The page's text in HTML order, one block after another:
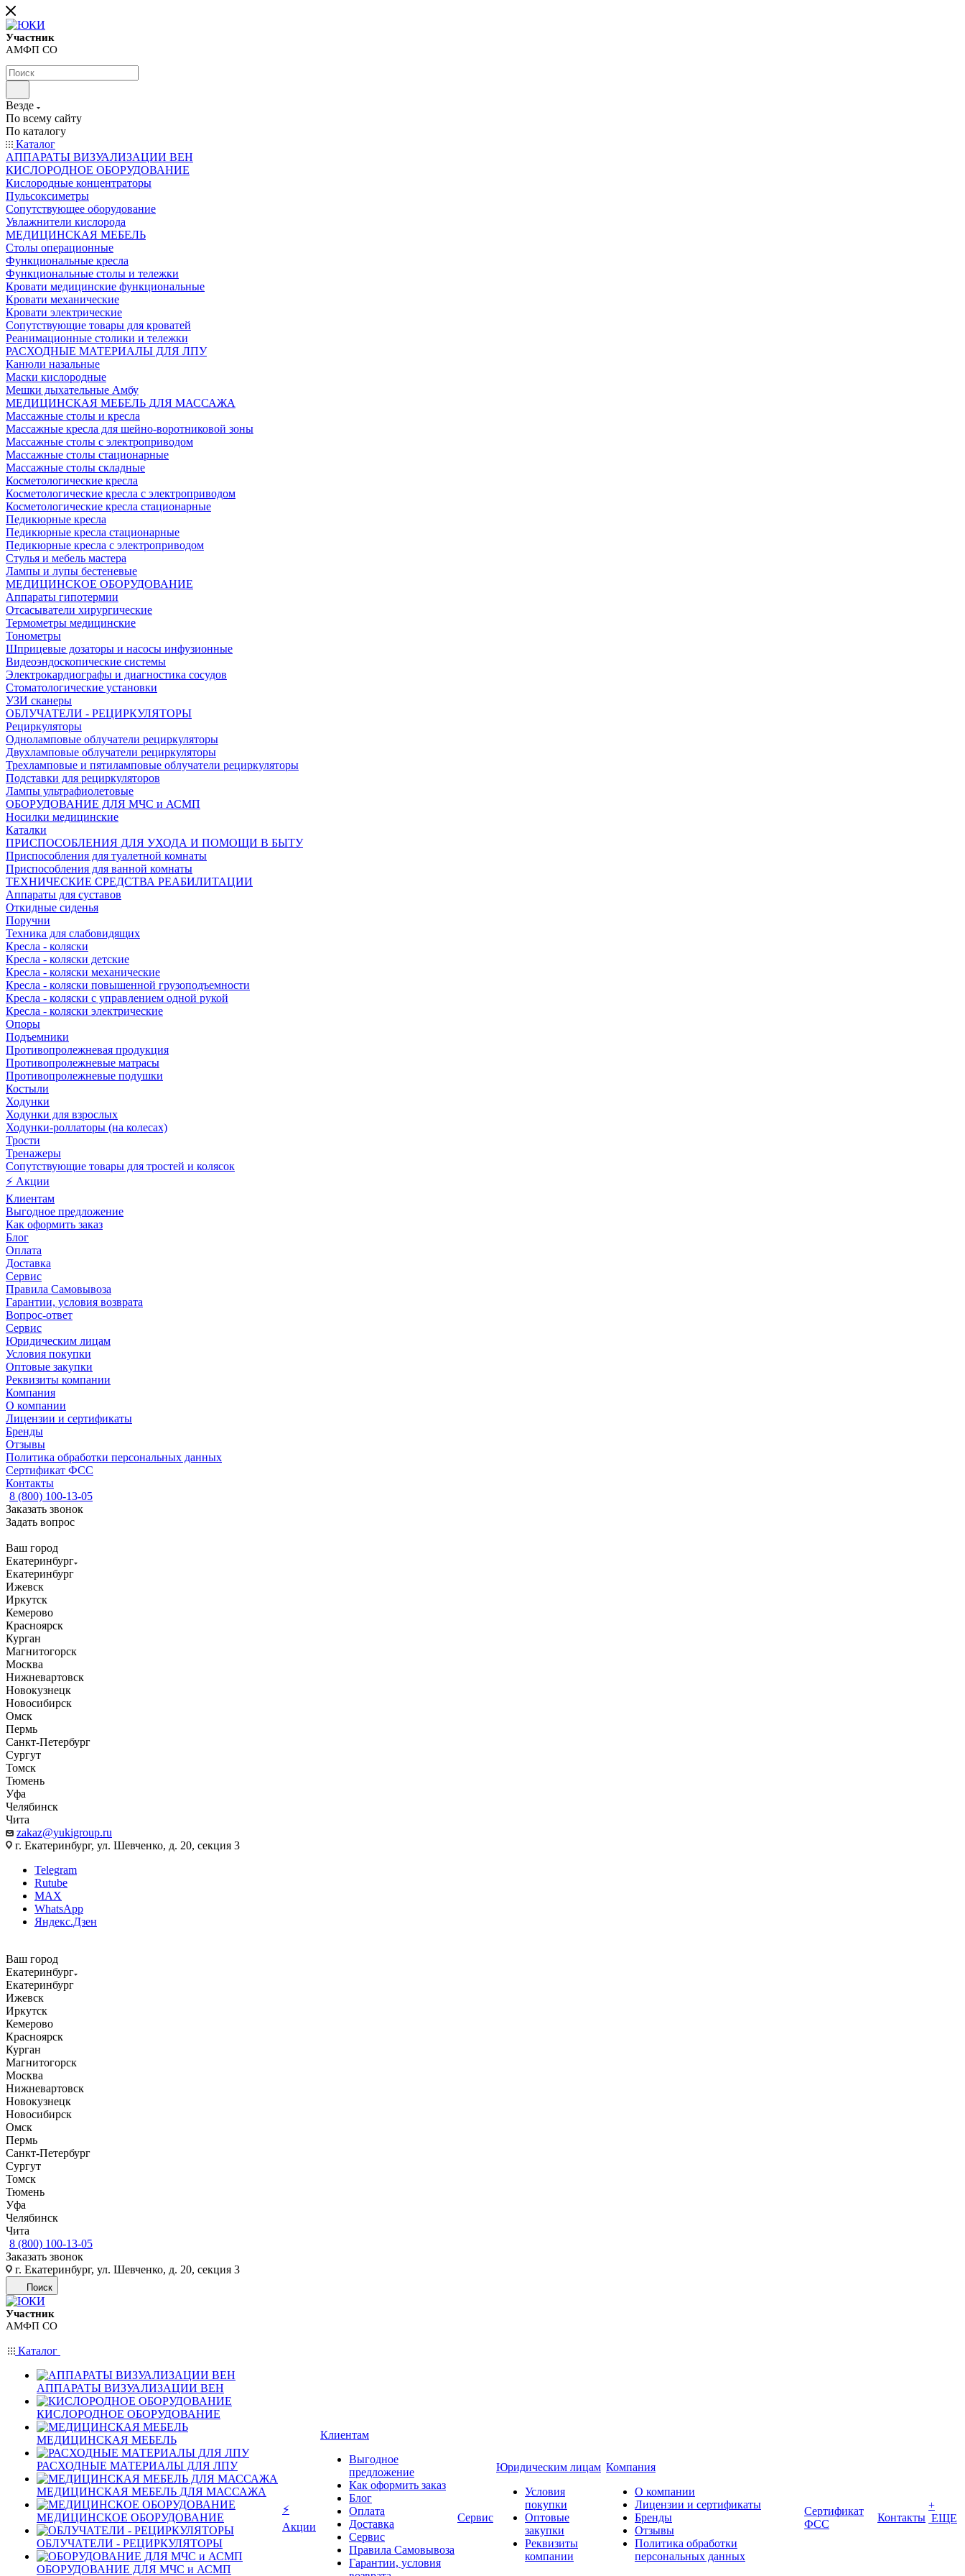
Участник
АМФП СО
Везде
По всему сайту
По каталогу
Каталог
АППАРАТЫ ВИЗУАЛИЗАЦИИ ВЕН
КИСЛОРОДНОЕ ОБОРУДОВАНИЕ
Кислородные концентраторы
Пульсоксиметры
Сопутствующее оборудование
Увлажнители кислорода
МЕДИЦИНСКАЯ МЕБЕЛЬ
Столы операционные
Функциональные кресла
Функциональные столы и тележки
Кровати медицинские функциональные
Кровати механические
Кровати электрические
Сопутствующие товары для кроватей
Реанимационные столики и тележки
РАСХОДНЫЕ МАТЕРИАЛЫ ДЛЯ ЛПУ
Канюли назальные
Маски кислородные
Мешки дыхательные Амбу
МЕДИЦИНСКАЯ МЕБЕЛЬ ДЛЯ МАССАЖА
Массажные столы и кресла
Массажные кресла для шейно-воротниковой зоны
Массажные столы с электроприводом
Массажные столы стационарные
Массажные столы складные
Косметологические кресла
Косметологические кресла с электроприводом
Косметологические кресла стационарные
Педикюрные кресла
Педикюрные кресла стационарные
Педикюрные кресла с электроприводом
Стулья и мебель мастера
Лампы и лупы бестеневые
МЕДИЦИНСКОЕ ОБОРУДОВАНИЕ
Аппараты гипотермии
Отсасыватели хирургические
Термометры медицинские
Тонометры
Шприцевые дозаторы и насосы инфузионные
Видеоэндоскопические системы
Электрокардиографы и диагностика сосудов
Стоматологические установки
УЗИ сканеры
ОБЛУЧАТЕЛИ - РЕЦИРКУЛЯТОРЫ
Рециркуляторы
Одноламповые облучатели рециркуляторы
Двухламповые облучатели рециркуляторы
Трехламповые и пятиламповые облучатели рециркуляторы
Подставки для рециркуляторов
Лампы ультрафиолетовые
ОБОРУДОВАНИЕ ДЛЯ МЧС и АСМП
Носилки медицинские
Каталки
ПРИСПОСОБЛЕНИЯ ДЛЯ УХОДА И ПОМОЩИ В БЫТУ
Приспособления для туалетной комнаты
Приспособления для ванной комнаты
ТЕХНИЧЕСКИЕ СРЕДСТВА РЕАБИЛИТАЦИИ
Аппараты для суставов
Откидные сиденья
Поручни
Техника для слабовидящих
Кресла - коляски
Кресла - коляски детские
Кресла - коляски механические
Кресла - коляски повышенной грузоподъемности
Кресла - коляски с управлением одной рукой
Кресла - коляски электрические
Опоры
Подъемники
Противопролежневая продукция
Противопролежневые матрасы
Противопролежневые подушки
Костыли
Ходунки
Ходунки для взрослых
Ходунки-роллаторы (на колесах)
Трости
Тренажеры
Сопутствующие товары для тростей и колясок
⚡ Акции
Клиентам
Выгодное предложение
Как оформить заказ
Блог
Оплата
Доставка
Сервис
Правила Самовывоза
Гарантии, условия возврата
Вопрос-ответ
Сервис
Юридическим лицам
Условия покупки
Оптовые закупки
Реквизиты компании
Компания
О компании
Лицензии и сертификаты
Бренды
Отзывы
Политика обработки персональных данных
Сертификат ФСС
Контакты
8 (800) 100-13-05
Заказать звонок
Задать вопрос
Ваш город
Екатеринбург
Екатеринбург
Ижевск
Иркутск
Кемерово
Красноярск
Курган
Магнитогорск
Москва
Нижневартовск
Новокузнецк
Новосибирск
Омск
Пермь
Санкт-Петербург
Сургут
Томск
Тюмень
Уфа
Челябинск
Чита
zakaz@yukigroup.ru
г. Екатеринбург, ул. Шевченко, д. 20, секция 3
Telegram
Rutube
MAX
WhatsApp
Яндекс.Дзен
Ваш город
Екатеринбург
Екатеринбург
Ижевск
Иркутск
Кемерово
Красноярск
Курган
Магнитогорск
Москва
Нижневартовск
Новокузнецк
Новосибирск
Омск
Пермь
Санкт-Петербург
Сургут
Томск
Тюмень
Уфа
Челябинск
Чита
8 (800) 100-13-05
Заказать звонок
г. Екатеринбург, ул. Шевченко, д. 20, секция 3
Поиск
Участник
АМФП СО
Каталог
АППАРАТЫ ВИЗУАЛИЗАЦИИ ВЕН
КИСЛОРОДНОЕ ОБОРУДОВАНИЕ
МЕДИЦИНСКАЯ МЕБЕЛЬ
РАСХОДНЫЕ МАТЕРИАЛЫ ДЛЯ ЛПУ
МЕДИЦИНСКАЯ МЕБЕЛЬ ДЛЯ МАССАЖА
МЕДИЦИНСКОЕ ОБОРУДОВАНИЕ
ОБЛУЧАТЕЛИ - РЕЦИРКУЛЯТОРЫ
ОБОРУДОВАНИЕ ДЛЯ МЧС и АСМП
⚡
Акции
Клиентам
Выгодное
предложение
Как оформить заказ
Блог
Оплата
Доставка
Сервис
Правила Самовывоза
Гарантии, условия
Сервис
Юридическим лицам
Условия
покупки
Оптовые
закупки
Реквизиты
компании
Компания
О компании
Лицензии и сертификаты
Бренды
Отзывы
Политика обработки
персональных данных
Сертификат
ФСС
Контакты
+
ЕЩЕ